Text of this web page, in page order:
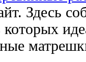
Здесь